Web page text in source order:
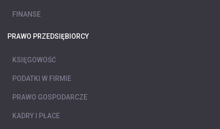
FINANSE
PRAWO PRZEDSIĘBIORCY
KSIĘGOWOŚĆ
PODATKI W FIRMIE
PRAWO GOSPODARCZE
KADRY I PŁACE